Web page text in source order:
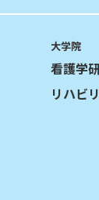
大学院
看護学
リハビ